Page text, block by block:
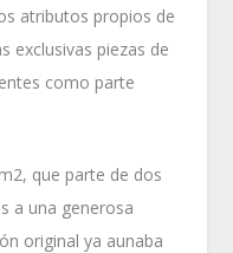
atributos propios de
exclusivas piezas de
como parte
2, que parte de dos
a una generosa
original ya aunaba